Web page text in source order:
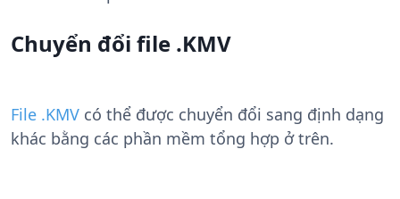
Chuyển đổi file .KMV
File .KMV có thể được chuyển đổi sang định dạng
khác bằng các phần mềm tổng hợp ở trên.